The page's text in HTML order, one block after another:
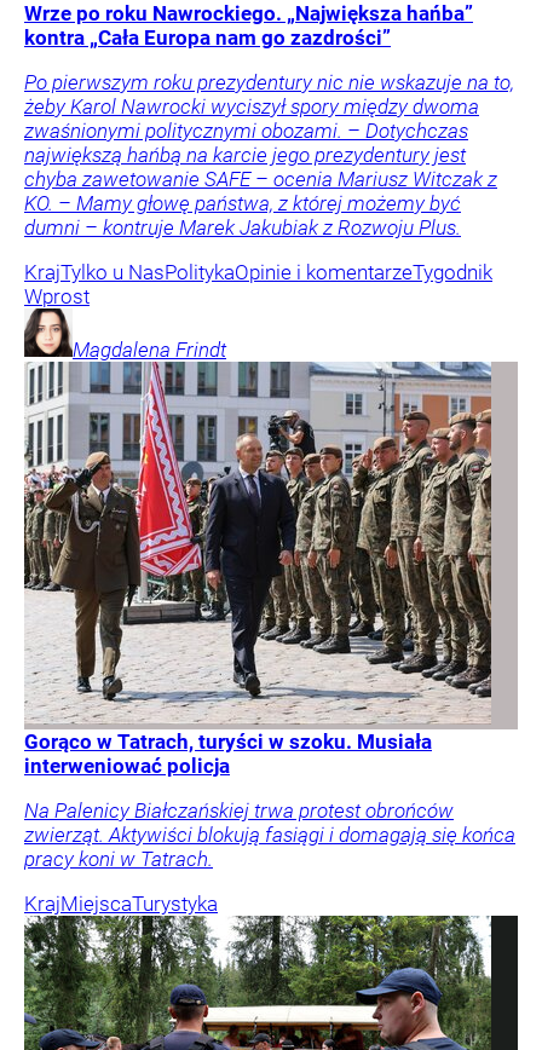
Wrze po roku Nawrockiego. „Największa hańba”
kontra „Cała Europa nam go zazdrości”
Po pierwszym roku prezydentury nic nie wskazuje na to,
żeby Karol Nawrocki wyciszył spory między dwoma
zwaśnionymi politycznymi obozami. – Dotychczas
największą hańbą na karcie jego prezydentury jest
chyba zawetowanie SAFE – ocenia Mariusz Witczak z
KO. – Mamy głowę państwa, z której możemy być
dumni – kontruje Marek Jakubiak z Rozwoju Plus.
KrajTylko u NasPolitykaOpinie i komentarzeTygodnik
Wprost
Magdalena Frindt
Gorąco w Tatrach, turyści w szoku. Musiała
interweniować policja
Na Palenicy Białczańskiej trwa protest obrońców
zwierząt. Aktywiści blokują fasiągi i domagają się końca
pracy koni w Tatrach.
KrajMiejscaTurystyka